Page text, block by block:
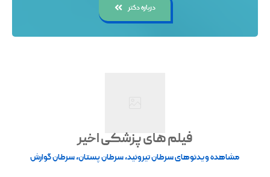
درباره دکتر
فیلم های پزشکی اخیر
مشاهده ویدئوهای سرطان تیروئید، سرطان پستان، سرطان گوارش